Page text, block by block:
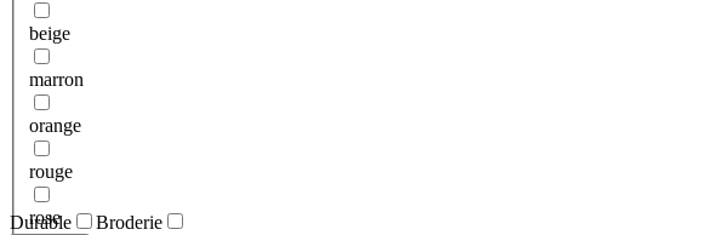
beige
marron
orange
rouge
rose
Durable Broderie